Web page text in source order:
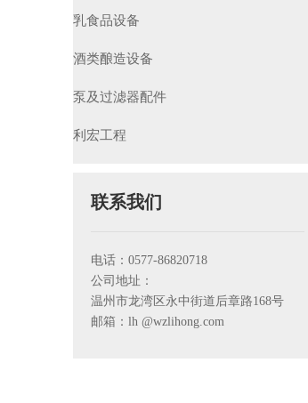
乳食品设备
酒类酿造设备
泵及过滤器配件
利宏工程
联系我们
电话：0577-86820718
公司地址：
温州市龙湾区永中街道后章路168号
邮箱：lh @wzlihong.com